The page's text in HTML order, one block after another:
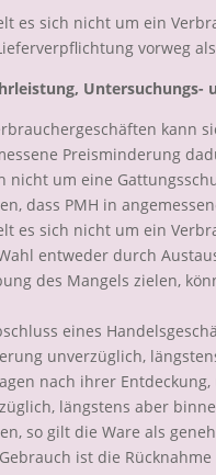
es sich nicht um ein
vorweg
Untersuchungs-
kann
Preisminderung
nicht um eine
dass PMH in
es sich nicht um ein
entweder durch
des Mangels zielen,
eines
unverzüglich,
nach ihrer
längstens aber
so gilt die Ware als
ist die